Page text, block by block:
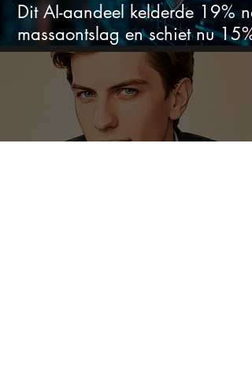
Dit AI-aandeel kelderde 19% na
massaontslag en schiet nu 15%
omhoog